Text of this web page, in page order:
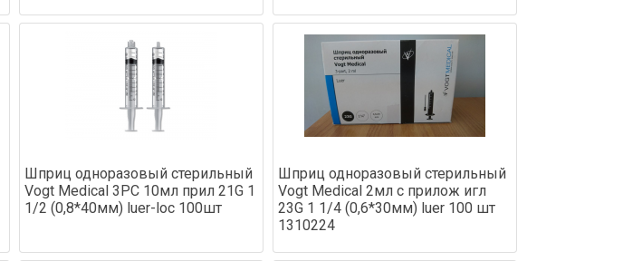
Шприц одноразовый стерильный
Vogt Medical 3PC 10мл прил 21G 1
1/2 (0,8*40мм) luer-loc 100шт
Шприц одноразовый стерильный
Vogt Medical 2мл с прилож игл
23G 1 1/4 (0,6*30мм) luer 100 шт
1310224